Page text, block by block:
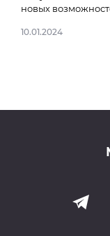
новых
10.01.2024